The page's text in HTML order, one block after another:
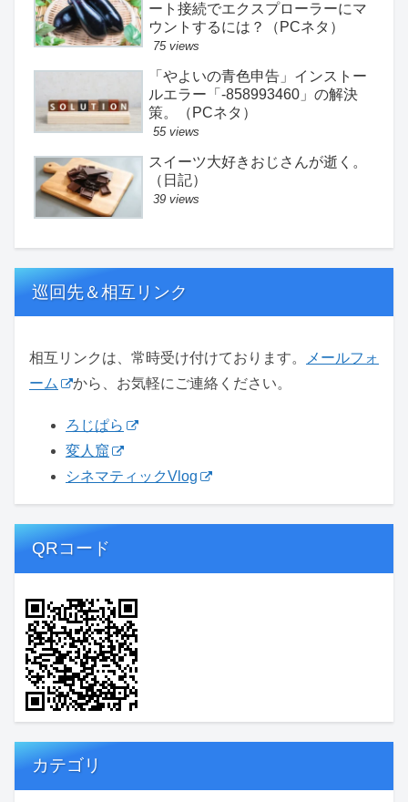
ート接続でエクスプローラーにマ
ウントするには？（PCネタ）
75 views
「やよいの青色申告」インストー
ルエラー「-858993460」の解決
策。（PCネタ）
55 views
スイーツ大好きおじさんが逝く。
（日記）
39 views
巡回先＆相互リンク
相互リンクは、常時受け付けております。
メールフォ
ーム
から、お気軽にご連絡ください。
ろじぱら
変人窟
シネマティックVlog
QRコード
カテゴリ